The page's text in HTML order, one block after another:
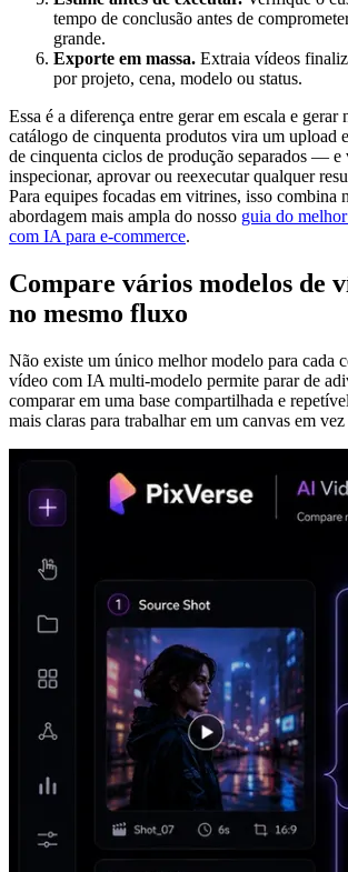
tempo de conclusão antes de
grande.
Exporte em massa. Extraia vídeos
por projeto, cena, modelo ou status.
Essa é a diferença entre gerar em escala e gerar
catálogo de cinquenta produtos vira um upload
de cinquenta ciclos de produção separados — e
inspecionar, aprovar ou reexecutar qualquer
Para equipes focadas em vitrines, isso combina
abordagem mais ampla do nosso guia do
com IA para e-commerce.
Compare vários modelos de
no mesmo fluxo
Não existe um único melhor modelo para cada
vídeo com IA multi-modelo permite parar de
comparar em uma base compartilhada e
mais claras para trabalhar em um canvas em vez